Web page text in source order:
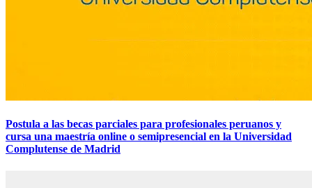
Postula a las becas parciales para profesionales peruanos y
cursa una maestría online o semipresencial en la Universidad
Complutense de Madrid